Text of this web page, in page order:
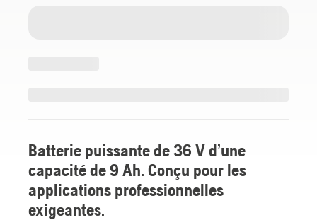
Batterie puissante de 36 V d’une
capacité de 9 Ah. Conçu pour les
applications professionnelles
exigeantes.